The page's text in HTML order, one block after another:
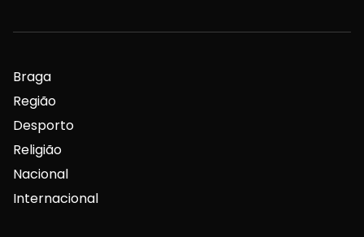
Braga
Região
Desporto
Religião
Nacional
Internacional